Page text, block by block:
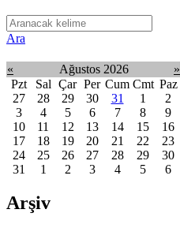
Ara
« Ağustos 2026
»
Pzt
Sal Çar Per Cum Cmt Paz
27
28 29 30 31 1
2
3
4 5 6 7 8
9
10
11 12 13 14 15
16
17
18 19 20 21 22
23
24
25 26 27 28 29
30
31
1 2 3 4 5 6
Arşiv